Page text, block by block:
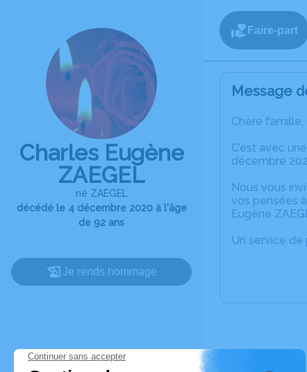
Charles Eugène
ZAEGEL
né ZAEGEL
décédé le 4 décembre 2020 à l'âge
de 92 ans
Je rends hommage
Faire-part
Message
Chère famille,
C’est avec
décembre
Nous vous
vos pensées
Eugène
Un service de